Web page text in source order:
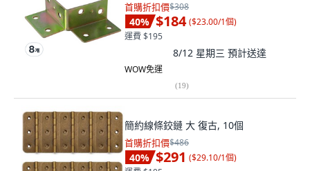
首購折扣價$308
40% $184 ($23.00/1個)
運費 $195
8/12 星期三 預計送達
WOW免運
(19)
簡約線條鉸鏈 大 復古, 10個
首購折扣價$486
40% $291 ($29.10/1個)